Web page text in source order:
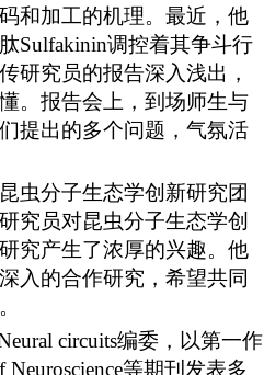
和加工的机理。最近，他
Sulfakinin调控着其争斗行
研究员的报告深入浅出，
。报告会上，到场师生与
提出的多个问题，气氛活
虫分子生态学创新研究团
究员对昆虫分子生态学创
究产生了浓厚的兴趣。他
入的合作研究，希望共同
circuits编委，以第一作
Neuroscience等期刊发表多